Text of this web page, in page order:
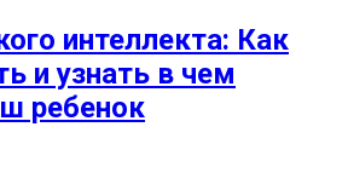
интеллекта: Как
и узнать в чем
ребенок